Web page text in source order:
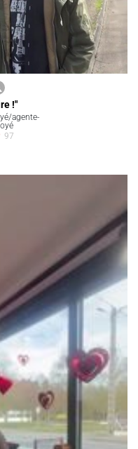
!"
agente-
97